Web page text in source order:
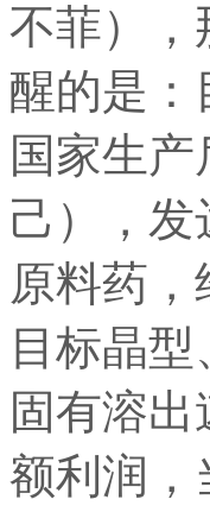
不菲），
醒的是：
国家生
己），发
原料药
目标晶
固有溶
额利润，